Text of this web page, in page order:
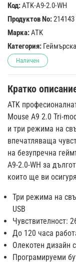
Код:ATK-A9-2.0-WH
Продуктов No:214143
Марка:ATK
Категория:
Наличен
Кратко
ATK
Mouse A9 2.0 Tri-
и три режима на
впечатляваща
на безупречна
A9-2.0-WH за
които ще ви
Три режима на
USB
Чувствителност:
До 120 часа
Олекотен дизайн
Програмируеми